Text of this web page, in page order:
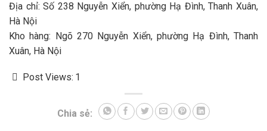
Địa chỉ: Số 238 Nguyễn Xiển, phường Hạ Đình, Thanh Xuân,
Hà Nội
Kho hàng: Ngõ 270 Nguyễn Xiển, phường Hạ Đình, Thanh
Xuân, Hà Nội
Post Views: 1
Chia sẻ: